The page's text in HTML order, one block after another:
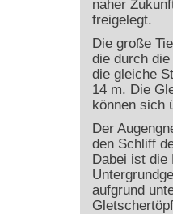
naher
freigelegt.
Die große
die durch
die gleiche
14 m. Die
können sich
Der
den Schliff
Dabei ist die
aufgrund